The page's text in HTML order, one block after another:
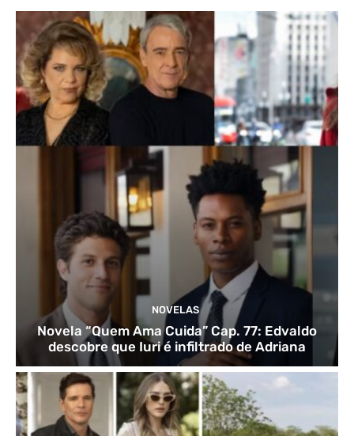
NOVELAS
Novela “Quem Ama Cuida” Cap. 77: Edvaldo
descobre que Iuri é infiltrado de Adriana